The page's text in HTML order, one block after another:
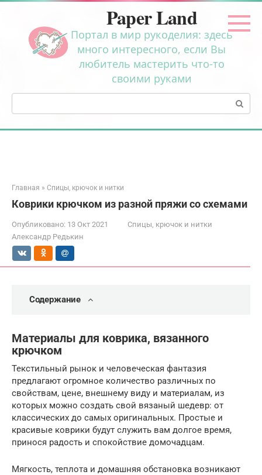
Перейти
контенту
Paper Land
Портал в мир рукоделия: здесь
много интересного, если Вы
любитель мастерить что-то
своими руками
Поиск:
Главная » Спицы, крючок и нитки
Коврики крючком из разной пряжи со схемами
Опубликовано: 13 Окт 2021
Спицы, крючок и нитки
Александр Редькин
Содержание
Материалы для коврика, вязанного
крючком
Текстильный рынок и человеческая фантазия
предлагают огромное количество различных по
свойствам, цене, внешнему виду и материалам, из
которых можно создать свой вязаный шедевр: от
классических до самых оригинальных. Простые и
красивые коврики будут служить вам долгое время,
принося радость и спокойствие домочадцам.
Мягкость, теплота и домашняя обстановка возникают